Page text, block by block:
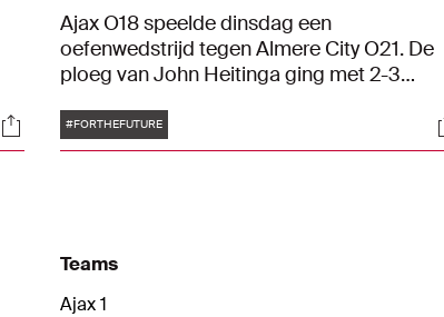
Socials
Ajax O18 speelde dinsdag een
oefenwedstrijd tegen Almere City O21. De
ploeg van John Heitinga ging met 2-3
de goals aan Ajax-zijde. De trainer van de
bezoekers is oud-Ajacied Hedwiges
Tags
#FORTHEFUTURE
Teams
Ajax 1